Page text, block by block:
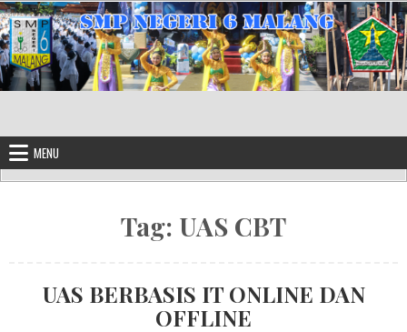
Skip to content
MENU
Tag: UAS CBT
UAS BERBASIS IT ONLINE DAN
OFFLINE